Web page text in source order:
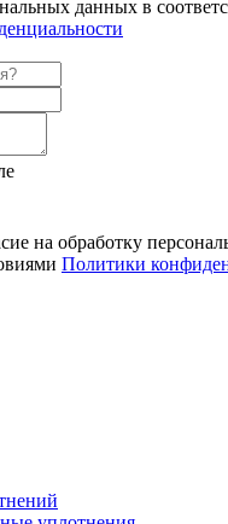
данных в
на обработку
Политики